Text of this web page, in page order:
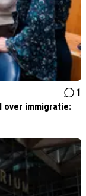
1
over immigratie: